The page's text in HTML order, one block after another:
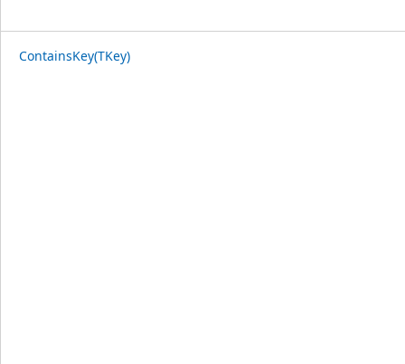
ContainsKey(TKey)